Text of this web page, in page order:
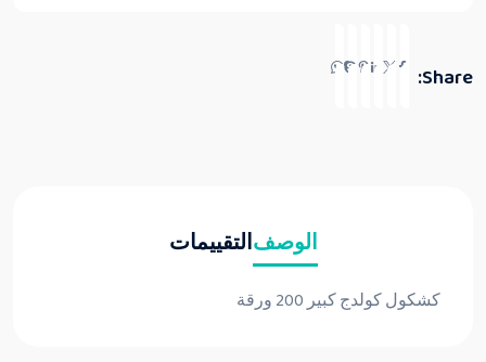
Share:
الوصفالتقييمات
كشكول كولدج كبير 200 ورقة